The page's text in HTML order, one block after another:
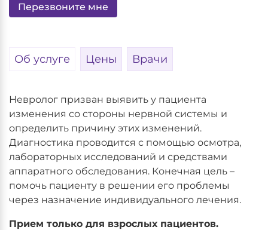
Перезвоните мне
Об услуге Цены Врачи
Невролог призван выявить у пациента
изменения со стороны нервной системы и
определить причину этих изменений.
Диагностика проводится с помощью осмотра,
лабораторных исследований и средствами
аппаратного обследования. Конечная цель –
помочь пациенту в решении его проблемы
через назначение индивидуального лечения.
Прием только для взрослых пациентов.